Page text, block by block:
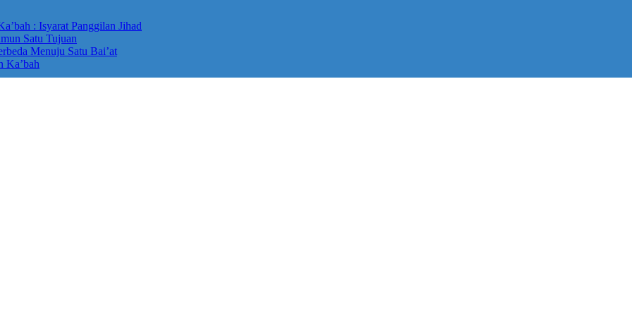
: Isyarat Panggilan Jihad
Satu Tujuan
Menuju Satu Bai’at
Ka’bah